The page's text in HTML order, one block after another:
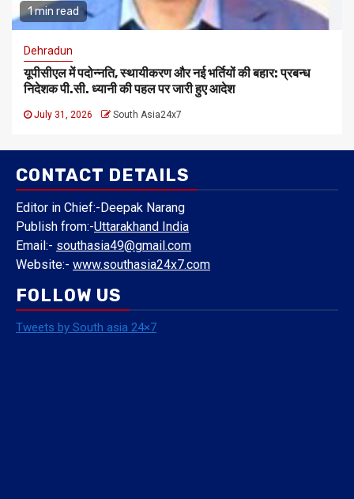
1 min read
Dehradun
यूपीसीएल में पदोन्नति, स्थायीकरण और नई भर्तियों की बहार: प्रबन्ध
निदेशक पी.सी. ध्यानी की पहल पर जारी हुए आदेश
July 31, 2026 South Asia24x7
CONTACT DETAILS
Editor in Chief:-Deepak Narang
Publish from:-Uttarakhand India
Email:- southasia49@gmail.com
Website:- www.southasia24x7.com
FOLLOW US
Tweets by South asia 24×7